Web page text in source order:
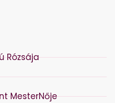
Rózsája
MesterNője